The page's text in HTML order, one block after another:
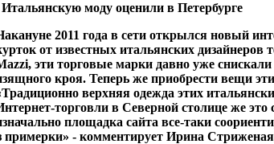
Итальянскую моду оценили в Петербурге
2011 года в сети открылся новый
от известных итальянских дизайнеров
эти торговые марки давно уже
кроя. Теперь же приобрести вещи
верхняя одежда этих
торговли в Северной столице же это
площадка сайта все-таки
примерки» - комментирует Ирина